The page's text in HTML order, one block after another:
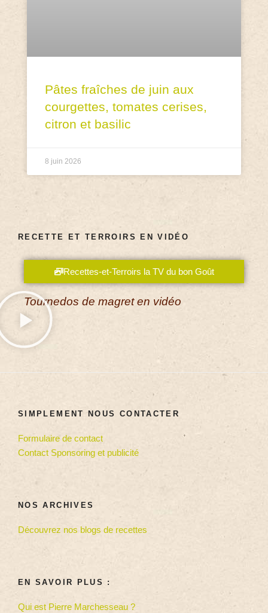
Pâtes fraîches de juin aux
courgettes, tomates cerises,
citron et basilic
8 juin 2026
RECETTE ET TERROIRS EN VIDÉO
Recettes-et-Terroirs la TV du bon Goût
Tournedos de magret en vidéo
SIMPLEMENT NOUS CONTACTER
Formulaire de contact
Contact Sponsoring et publicité
NOS ARCHIVES
Découvrez nos blogs de recettes
EN SAVOIR PLUS :
Qui est Pierre Marchesseau ?